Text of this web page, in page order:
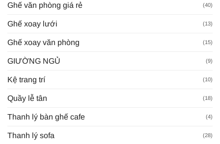
Ghế văn phòng giá rẻ (40)
Ghế xoay lưới (13)
Ghế xoay văn phòng (15)
GIƯỜNG NGỦ (9)
Kệ trang trí (10)
Quầy lễ tân (18)
Thanh lý bàn ghế cafe (4)
Thanh lý sofa (28)